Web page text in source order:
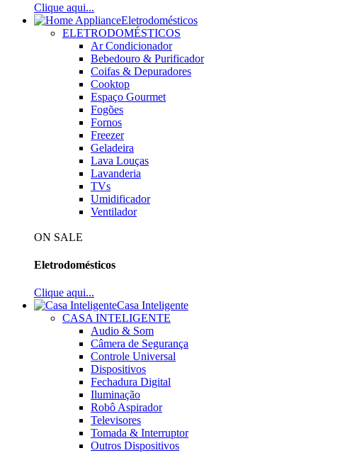
Clique aqui...
Eletrodomésticos
ELETRODOMÉSTICOS
Ar Condicionador
Bebedouro & Purificador
Coifas & Depuradores
Cooktop
Espaço Gourmet
Fogões
Fornos
Freezer
Geladeira
Lava Louças
Lavanderia
TVs
Umidificador
Ventilador
ON SALE
Eletrodomésticos
Clique aqui...
Casa Inteligente
CASA INTELIGENTE
Audio & Som
Câmera de Segurança
Controle Universal
Dispositivos
Fechadura Digital
Iluminação
Robô Aspirador
Televisores
Tomada & Interruptor
Outros Dispositivos